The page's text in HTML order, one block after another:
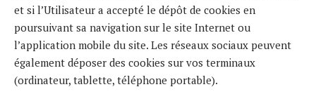
et si l’Utilisateur a accepté le dépôt de cookies en
poursuivant sa navigation sur le site Internet ou
l’application mobile du site. Les réseaux sociaux peuvent
également déposer des cookies sur vos terminaux
(ordinateur, tablette, téléphone portable).